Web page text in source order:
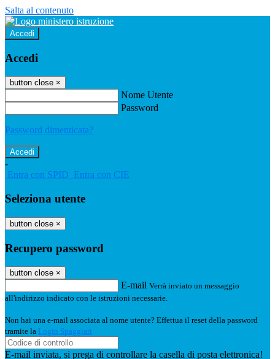
Salta al contenuto
Accedi
Accedi
button close ×
Nome Utente
Password
Password dimenticata?
-
Entra con SPID Entra con CIE
Seleziona utente
button close ×
Recupero password
button close ×
E-mail Verrà inviato un messaggio
all'indirizzo indicato con le istruzioni necessarie.
Non hai una e-mail associata al nome utente? Effettua il reset della password
tramite la Login Spaggiari
E-mail inviata, si prega di controllare la casella di posta elettronica!